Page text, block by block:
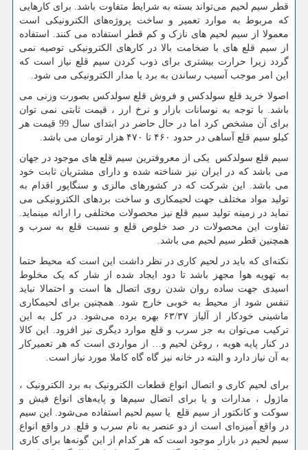
قطر سیم لحیم می‌تواند بسته به شرایط متفاوت باشد. برای کارهایی
که مربوط به موارد تعمیر و ساخت پروژه‌های الکترونیکی است
معمولا از سیم لحیم های نازک و کم قطر استفاده می کنند. استفاده
از سیم قلع های با ضخامت بالا در کارهای الکترونیکی توصیه نمی
گردد زیرا حرارت بیشتری برای ذوب کردن سیم قلع نیاز است که
این امر موجب آسیب رساندن به برد یا مدار الکترونیکی می شود.
اصولا خرید قلع سولدکس و فروش قلع سولدکس بصورت وزنی می
باشد. با توجه به نوسانات بازار و نرخ ارز ، قیمت ثابتی نمی توان
برای آن مشخص کرد اما در حال حاضر در ابتدای سال 99 قیمت هر
کیلو سیم قلع آساهی در حدود ۴۶۰ تا ۴۷۰ هزار تومان می باشد.
سیم قلع سولدکس یکی از معروفترین سیم قلع های موجود در جهان
می باشد که در ایران نیز شناخته شده و دارای مشتریان ثابت خود
می باشد. این شرکت که در کشورهای مالزی و سنگاپور اقدام به
تولید مواد مختلف جهت لحیمکاری و ساخت بردهای الکترونیکی می
نماید در زمینه تولید سیم قلع نیز محصولات مختلفی را ارائه مینماید.
تفاوت این محصولات در صد خلوص قلع و نسبت قلع به سرب و
همچنین قطر سیم لحیم می باشد.
نکته‌ای که باید در لحیم‌ کاری در نظر داشت این است که محیط حتما
به تهویه هوا مجهز باشد تا دود ایجاد شده از شار که یک مخلوط
اسیدی جهت ساده روان شدن روی اتصال ها است و احتمالا نباید
تنفس شود از محیط به خوبی خارج شود. همچنین برای لحیمکاری
ماشینی خودکار از آلیاز ۶۳/۳۷ بهره برده می‌شود. در کل به این
ترکیب می‌توان به جز سرب و قلع موارد دیگری نیز افزود. این کالا
در کنار پایه هویه ، روغن لحیم و… از مواردی است که هر تعمیرکار
به آن نیاز دارد و البته در خانه نیز گاه گاه کاملا مورد نیاز است.
برای لحیم کاری و اتصال انواع قطعات الکترونیک به برد الکترونیک ،
ماژول ، مدارات و یا برای اتصال سیم‌ها و پایه‌های انواع فیش و
سوکت و کانکتور از سیم قلع یا سیم لحیم استفاده می‌شود. این سیم
در واقع آمیزه‌ای است از دو عنصر به نام سرب و قلع. در واقع انواع
سیم لحیم در بازار موجود است که هر کدام از این گونه‌ها برای کاری